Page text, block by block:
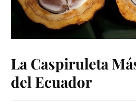
La Caspiruleta
del Ecuador